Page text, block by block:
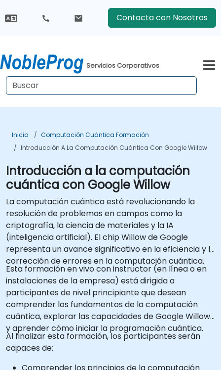
Contacta con Nosotros
Servicios Corporativos
Inicio
Computación Cuántica Formación
Introducción A La Computación Cuántica Con Google Willow
Introducción a la computación
cuántica con Google Willow
La computación cuántica está revolucionando la
resolución de problemas en campos como la
criptografía, la ciencia de materiales y la IA
(inteligencia artificial). El chip Willow de Google
representa un avance significativo en la eficiencia y la
corrección de errores en la computación cuántica.
Esta formación en vivo con instructor (en línea o en
instalaciones de la empresa) está dirigida a
participantes de nivel principiante que desean
comprender los fundamentos de la computación
cuántica, explorar las capacidades de Google Willow
y aprender cómo iniciar la programación cuántica.
Al finalizar esta formación, los participantes serán
capaces de: